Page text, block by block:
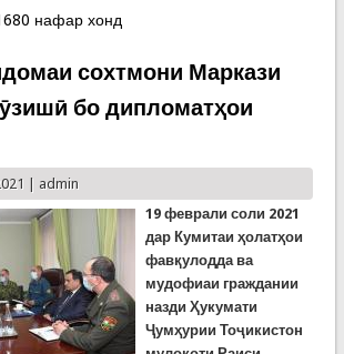
қудратманд миллиардҳо доллар
нафар хонд
сохтмони Маркази
бо дипломатҳои
| admin
19 феврали соли 2021
дар Кумитаи ҳолатҳои
фавқулодда ва
мудофиаи граждании
назди Ҳукумати
Ҷумҳурии Тоҷикистон